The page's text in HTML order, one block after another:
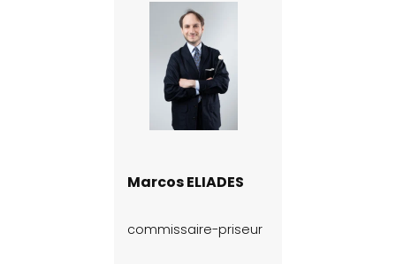
Marcos ELIADES
commissaire-priseur